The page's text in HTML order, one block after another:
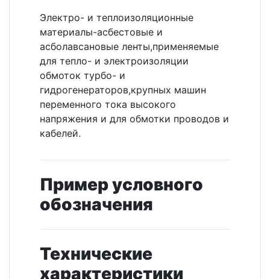
Электро- и теплоизоляционные
материалы-асбестовые и
асболавсановые ленты,применяемые
для тепло- и электроизоляции
обмоток турбо- и
гидрогенераторов,крупных машин
переменного тока высокого
напряжения и для обмотки проводов и
кабелей.
Пример условного
обозначения
Технические
характеристики